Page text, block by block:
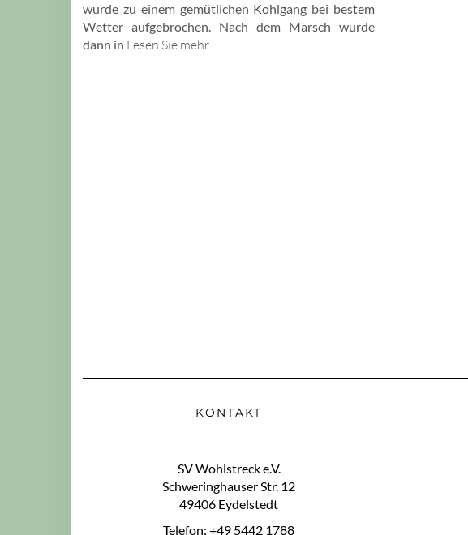
wurde zu einem gemütlichen Kohlgang bei bestem
Wetter aufgebrochen. Nach dem Marsch wurde
dann in Lesen Sie mehr
KONTAKT
SV Wohlstreck e.V.
Schweringhauser Str. 12
49406 Eydelstedt
Telefon: +49 5442 1788